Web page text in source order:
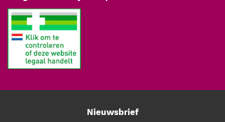
CHECK betrouwbare prestaties, zelfs bij frequent gebruik in drukke
omgevingen. Het apparaat is ontworpen in een neutrale witte kleur
die esthetisch aantrekkelijk is en perfect past in professionele
settings zoals ziekenhuizen, klinieken of sportscholen.
Technische specificaties
Materiaal: Hoogwaardig kunststof
Bijzonderheden: Eenvoudig te monteren en zeer stevig
Nieuwsbrief